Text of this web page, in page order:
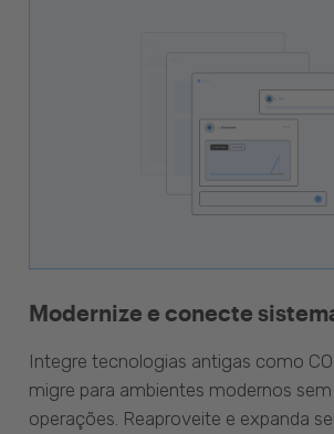
Modernize e conecte
Integre tecnologias antigas como
migre para ambientes modernos
operações. Reaproveite e expanda